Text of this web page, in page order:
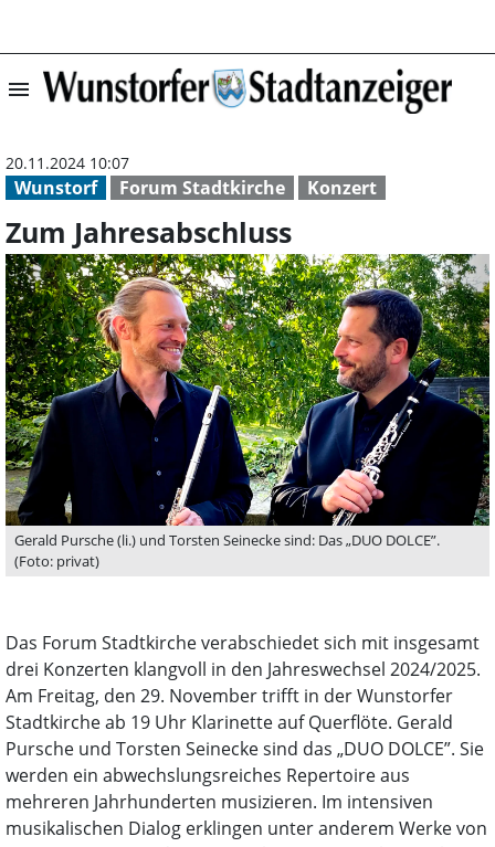
menu Zum
Wunstorf Forum Stadtkirche Konzert
20.11.2024 10:07
Zum Jahresabschluss
Gerald Pursche (li.) und Torsten Seinecke sind: Das „DUO DOLCE”.
(Foto: privat)
Das Forum Stadtkirche verabschiedet sich mit insgesamt
drei Konzerten klangvoll in den Jahreswechsel 2024/2025.
Am Freitag, den 29. November trifft in der Wunstorfer
Stadtkirche ab 19 Uhr Klarinette auf Querflöte. Gerald
Pursche und Torsten Seinecke sind das „DUO DOLCE”. Sie
werden ein abwechslungsreiches Repertoire aus
mehreren Jahrhunderten musizieren. Im intensiven
musikalischen Dialog erklingen unter anderem Werke von